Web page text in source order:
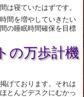
は寝ていたはずです。
間を増やしていきたい
の睡眠時間確保を目標
の万歩計機
げております。それは
とんどデスクにむかっ